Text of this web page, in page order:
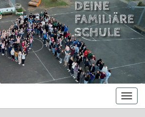
Oberschule –
Offene
Ganztagsschule